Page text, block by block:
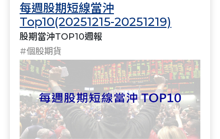
每週股期短線當沖
Top10(20251215-20251219)
股期當沖TOP10週報
#個股期貨